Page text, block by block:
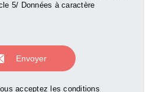
5/ Données à caractère
acceptez les conditions